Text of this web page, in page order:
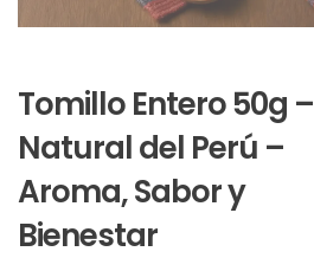
Tomillo Entero 50g –
Natural del Perú –
Aroma, Sabor y
Bienestar